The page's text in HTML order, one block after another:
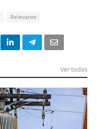
Relevante
Ver todas